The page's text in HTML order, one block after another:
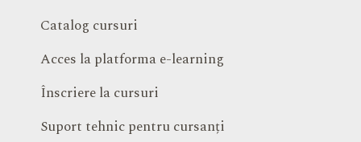
Catalog cursuri
Acces la platforma e-learning
Înscriere la cursuri
Suport tehnic pentru cursanți